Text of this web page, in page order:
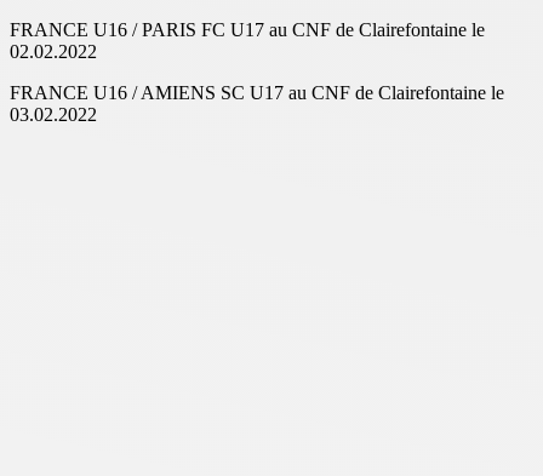
FRANCE U16 / PARIS FC U17 au CNF de Clairefontaine le
02.02.2022
FRANCE U16 / AMIENS SC U17 au CNF de Clairefontaine le
03.02.2022